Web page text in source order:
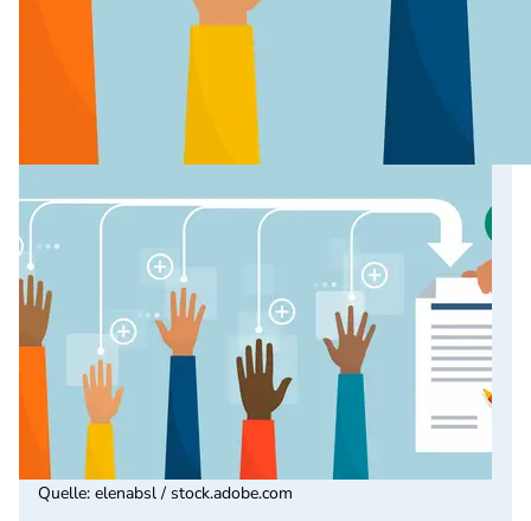
Quelle: elenabsl / stock.adobe.com